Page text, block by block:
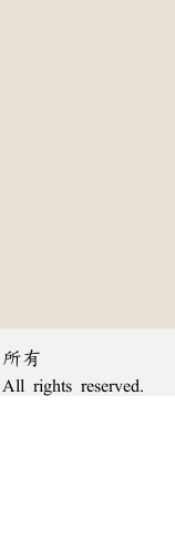
有
rights reserved.